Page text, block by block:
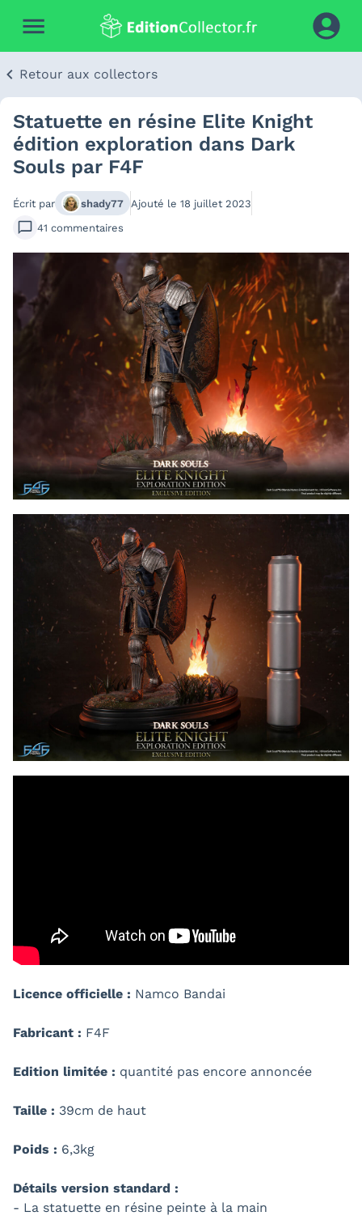
Retour aux collectors
Statuette en résine Elite Knight
édition exploration dans Dark
Souls par F4F
Écrit par shady77 Ajouté le 18 juillet 2023
41 commentaires
Licence officielle : Namco Bandai
Fabricant : F4F
Edition limitée : quantité pas encore annoncée
Taille : 39cm de haut
Poids : 6,3kg
Détails version standard :
- La statuette en résine peinte à la main